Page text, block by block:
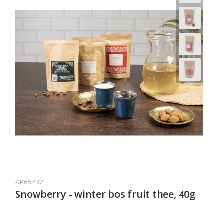
AP65432
Snowberry - winter bos fruit thee, 40g